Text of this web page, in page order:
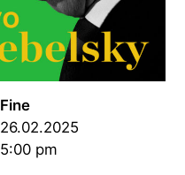
Fine
26.02.2025
5:00 pm